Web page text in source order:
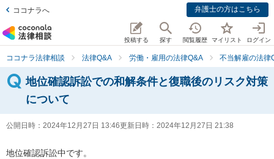
ココナラへ 弁護士の方はこちら
投稿する 探す 閲覧履歴 マイリスト ログイン
ココナラ法律相談 法律Q&A 労働・雇用の法律Q&A 不当解雇の法律
地位確認訴訟での和解条件と復職後のリスク対策
について
公開日時： 2024年12月27日 13:46更新日時： 2024年12月27日 21:38
地位確認訴訟中です。